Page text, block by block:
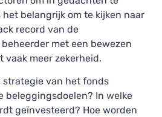
het belangrijk om te kijken naar
record van de
met een bewezen
meer zekerheid.
strategie van het fonds
beleggingsdoelen? In welke
geïnvesteerd? Hoe worden